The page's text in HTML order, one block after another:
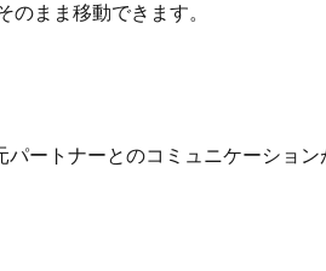
まま移動できます。
ートナーとのコミュニケーショ